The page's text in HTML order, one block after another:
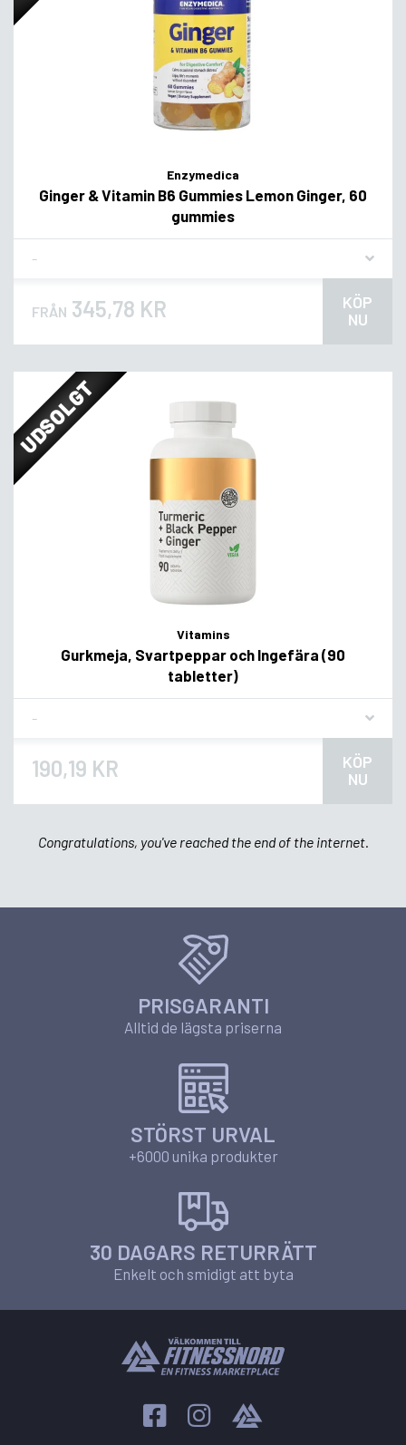
Enzymedica
Ginger & Vitamin B6 Gummies Lemon Ginger, 60
gummies
FRÅN 345,78 KR
KÖP
NU
UDSOLGT
Vitamins
Gurkmeja, Svartpeppar och Ingefära (90
tabletter)
190,19 KR
KÖP
NU
Congratulations, you've reached the end of the internet.
PRISGARANTI
Alltid de lägsta priserna
STÖRST URVAL
+6000 unika produkter
30 DAGARS RETURRÄTT
Enkelt och smidigt att byta